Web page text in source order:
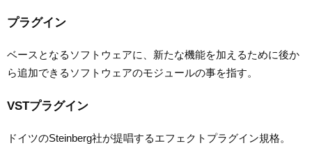
プラグイン
ベースとなるソフトウェアに、新たな機能を加えるために後か
ら追加できるソフトウェアのモジュールの事を指す。
VSTプラグイン
ドイツのSteinberg社が提唱するエフェクトプラグイン規格。